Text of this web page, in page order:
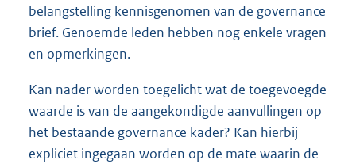
belangstelling kennisgenomen van de governance
brief. Genoemde leden hebben nog enkele vragen
en opmerkingen.
Kan nader worden toegelicht wat de toegevoegde
waarde is van de aangekondigde aanvullingen op
het bestaande governance kader? Kan hierbij
expliciet ingegaan worden op de mate waarin de